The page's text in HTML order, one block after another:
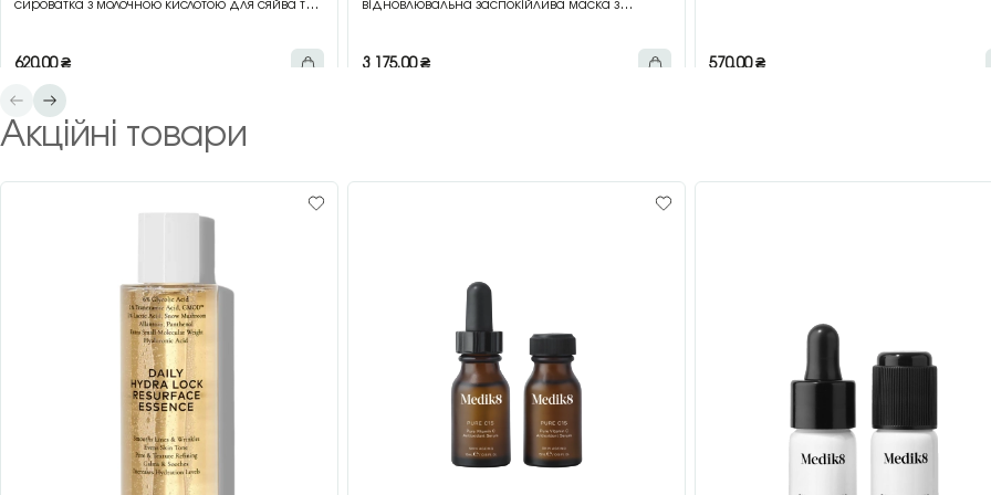
сироватка з молочною кислотою для сяйва та
620,00₴
відновлювальна заспокійлива маска з
3 175,00₴ 570,00₴
Акційні товари